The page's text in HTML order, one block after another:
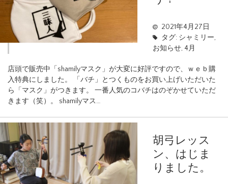
2021年4月27日
タグ: シャミリー,
お知らせ, 4月
店頭で販売中「shamilyマスク」が大変に好評ですので、ｗｅｂ購
入特典にしました。 「バチ」とつくものをお買い上げいただいた
ら「マスク」がつきます。 一番人気のコバチはのぞかせていただ
きます（笑）。 shamilyマス…
胡弓レッス
ン、はじま
りました。